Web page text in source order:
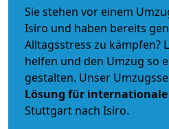
Sie stehen vor einem
Isiro und haben bereits
Alltagsstress zu kämpfen?
helfen und den Umzug so
gestalten. Unser
Lösung für internationale
Stuttgart nach Isiro.